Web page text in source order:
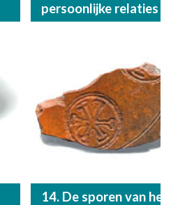
persoonlijke relaties
14. De sporen van het